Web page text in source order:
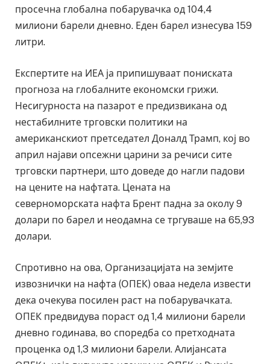
просечна глобална побарувачка од 104,4
милиони барели дневно. Еден барел изнесува 159
литри.
Експертите на ИЕА ја припишуваат пониската
прогноза на глобалните економски грижи.
Несигурноста на пазарот е предизвикана од
нестабилните трговски политики на
американскиот претседател Доналд Трамп, кој во
април најави опсежни царини за речиси сите
трговски партнери, што доведе до нагли падови
на цените на нафтата. Цената на
северноморската нафта Брент падна за околу 9
долари по барел и неодамна се тргуваше на 65,93
долари.
Спротивно на ова, Организацијата на земјите
извознички на нафта (ОПЕК) оваа недела извести
дека очекува посилен раст на побарувачката.
ОПЕК предвидува пораст од 1,4 милиони барели
дневно годинава, во споредба со претходната
проценка од 1,3 милиони барели. Алијансата